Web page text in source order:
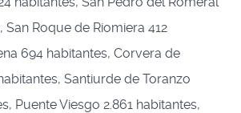
San Roque de Riomiera 412
694 habitantes, Corvera de
Santiurde de Toranzo
Puente Viesgo 2.861 habitantes,